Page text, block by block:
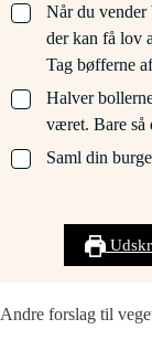
▢
Når du vender
der kan få lov
Tag bøfferne
▢
Halver
været. Bare så
▢
Saml din
Andre forslag til